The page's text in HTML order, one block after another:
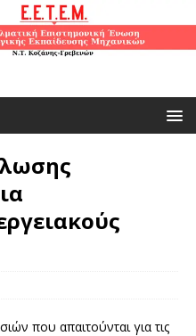
που απαιτούνται για τις